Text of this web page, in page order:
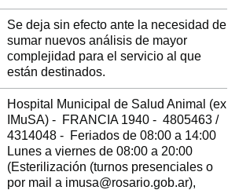
Se deja sin efecto ante la necesidad de
sumar nuevos análisis de mayor
complejidad para el servicio al que
están destinados.
Hospital Municipal de Salud Animal (ex
IMuSA) - FRANCIA 1940 - 4805463 /
4314048 - Feriados de 08:00 a 14:00
Lunes a viernes de 08:00 a 20:00
(Esterilización (turnos presenciales o
por mail a imusa@rosario.gob.ar),